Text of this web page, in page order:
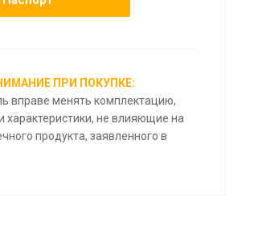
ПРИ ПОКУПКЕ:
вправе менять комплектацию,
характеристики, не влияющие на
продукта, заявленного в